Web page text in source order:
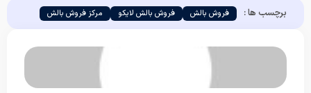
برچسب ها : فروش بالش فروش بالش لایکو مرکز فروش بالش